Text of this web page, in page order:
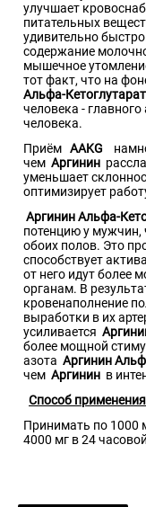
улучшает
питательных
удивительно
содержание
мышечное
тот факт, что на
Альфа-Кетоглутарат
человека -
человека.
Приём AAKG
чем Аргинин
уменьшает
оптимизирует
Аргинин Альфа-
потенцию у мужчин,
обоих полов. Это
способствует
от него идут более
органам. В
кровенаполнение
выработки в их
усиливается
более мощной
азота Аргинин
чем Аргинин в
Способ
Принимать по 1000
4000 мг в 24